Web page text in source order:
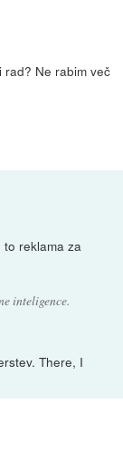
rad? Ne rabim več
reklama za
inteligence.
There, I